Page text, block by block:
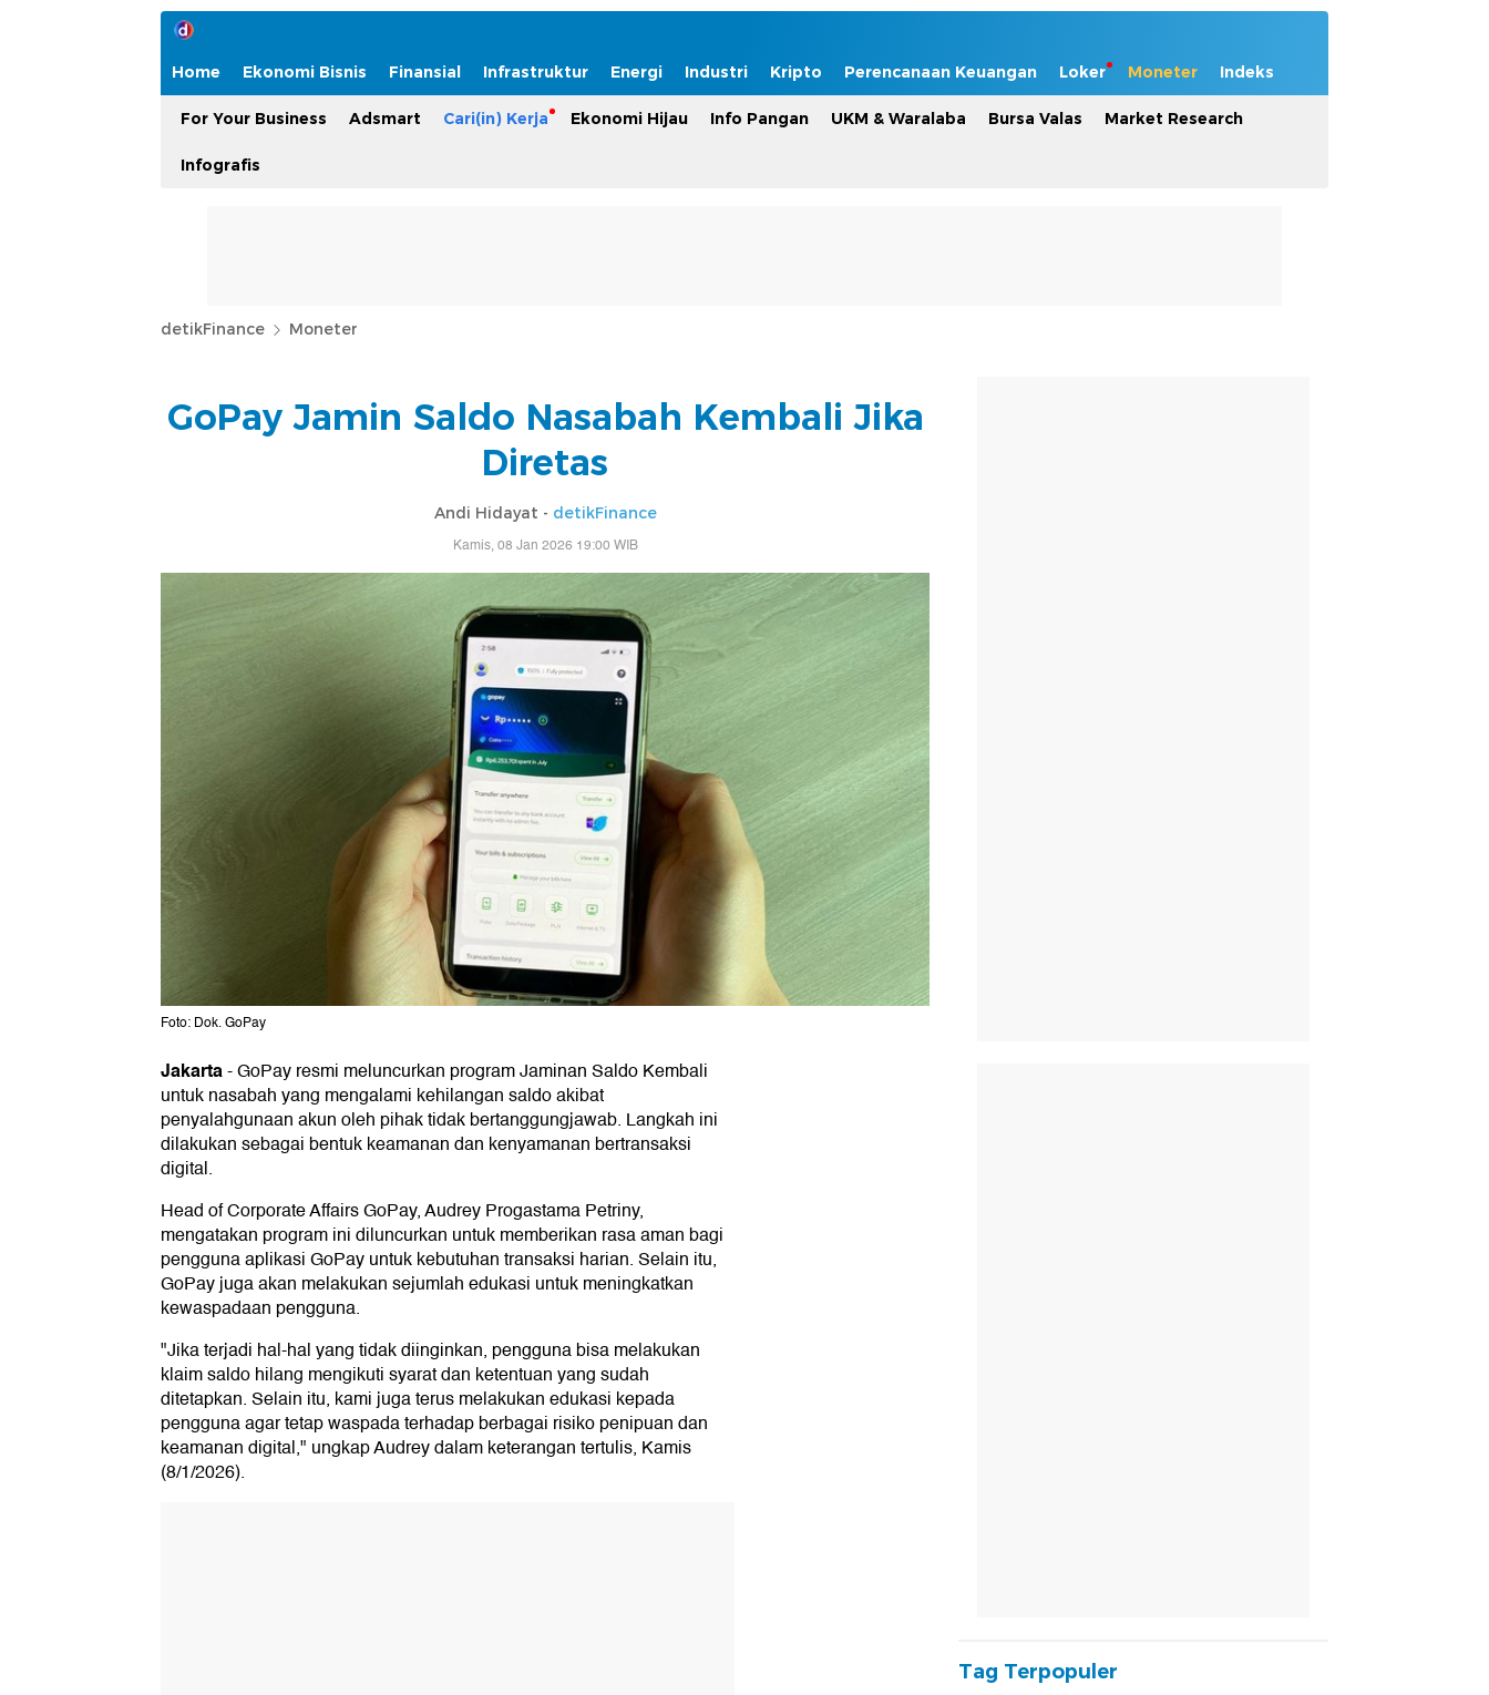
Home Ekonomi Bisnis Finansial Infrastruktur Energi Industri Kripto Perencanaan Keuangan Loker Moneter Indeks
For Your Business Adsmart Cari(in) Kerja Ekonomi Hijau Info Pangan UKM & Waralaba Bursa Valas Market Research
Infografis
detikFinance Moneter
GoPay Jamin Saldo Nasabah Kembali Jika
Diretas
Andi Hidayat - detikFinance
Kamis, 08 Jan 2026 19:00 WIB
Foto: Dok. GoPay
Jakarta-GoPay resmi meluncurkan program Jaminan Saldo Kembali
untuk nasabah yang mengalami kehilangan saldo akibat
penyalahgunaan akun oleh pihak tidak bertanggungjawab. Langkah ini
dilakukan sebagai bentuk keamanan dan kenyamanan bertransaksi
digital.
Head of Corporate Affairs GoPay, Audrey Progastama Petriny,
mengatakan program ini diluncurkan untuk memberikan rasa aman bagi
pengguna aplikasi GoPay untuk kebutuhan transaksi harian. Selain itu,
GoPay juga akan melakukan sejumlah edukasi untuk meningkatkan
kewaspadaan pengguna.
"Jika terjadi hal-hal yang tidak diinginkan, pengguna bisa melakukan
klaim saldo hilang mengikuti syarat dan ketentuan yang sudah
ditetapkan. Selain itu, kami juga terus melakukan edukasi kepada
pengguna agar tetap waspada terhadap berbagai risiko penipuan dan
keamanan digital," ungkap Audrey dalam keterangan tertulis, Kamis
(8/1/2026).
Tag Terpopuler